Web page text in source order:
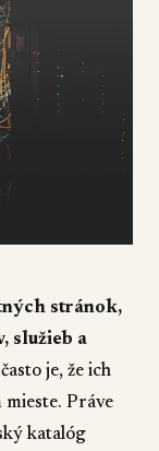
stránok,
služieb a
je, že ich
mieste. Práve
katalóg